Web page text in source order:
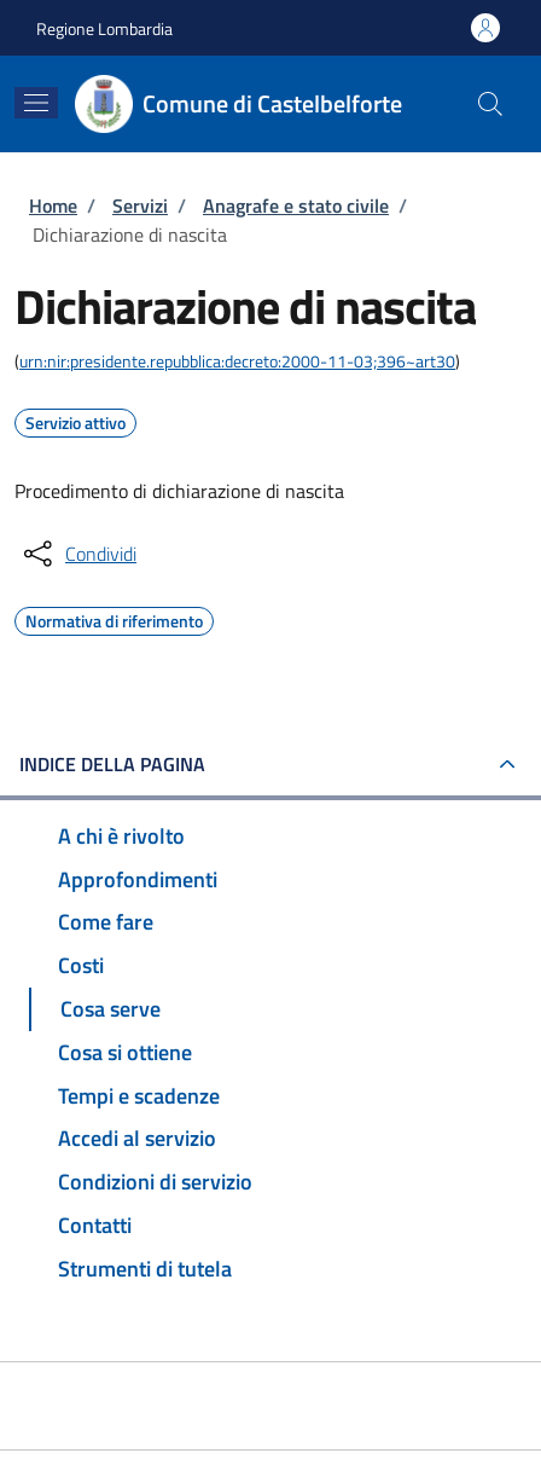
Regione Lombardia
Comune di Castelbelforte
Briciole di pane
Home / Servizi / Anagrafe e stato civile /
Dichiarazione di nascita
Dichiarazione di nascita
(urn:nir:presidente.repubblica:decreto:2000-11-03;396~art30)
Servizio attivo
Procedimento di dichiarazione di nascita
Condividi
Normativa di riferimento
INDICE DELLA PAGINA
A chi è rivolto
Approfondimenti
Come fare
Costi
Cosa serve
Cosa si ottiene
Tempi e scadenze
Accedi al servizio
Condizioni di servizio
Contatti
Strumenti di tutela